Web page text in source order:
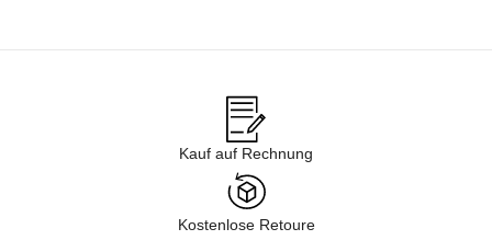
Kauf auf Rechnung
Kostenlose Retoure